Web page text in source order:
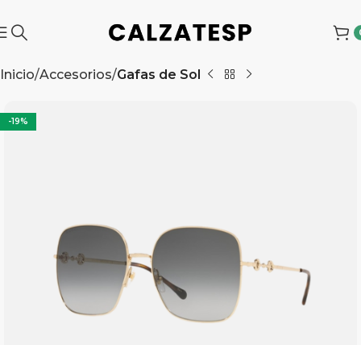
Inicio Accesorios Gafas de Sol
-19%